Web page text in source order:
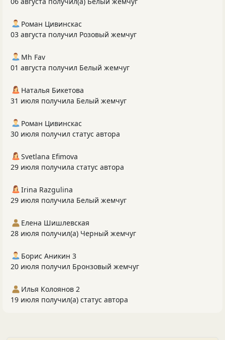
Роман Цивинскас
03 августа получил Розовый жемчуг
Mh Fav
01 августа получил Белый жемчуг
Наталья Бикетова
31 июля получила Белый жемчуг
Роман Цивинскас
30 июля получил статус автора
Svetlana Efimova
29 июля получила статус автора
Irina Razgulina
29 июля получила Белый жемчуг
Елена Шишлевская
28 июля получил(а) Черный жемчуг
Борис Аникин 3
20 июля получил Бронзовый жемчуг
Илья Колоянов 2
19 июля получил(а) статус автора